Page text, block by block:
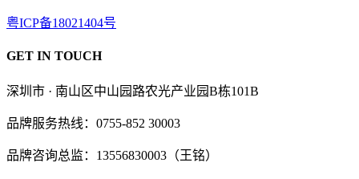
粤ICP备18021404号
GET IN TOUCH
深圳市 · 南山区中山园路农光产业园B栋101B
品牌服务热线：0755-852 30003
品牌咨询总监：13556830003（王铭）